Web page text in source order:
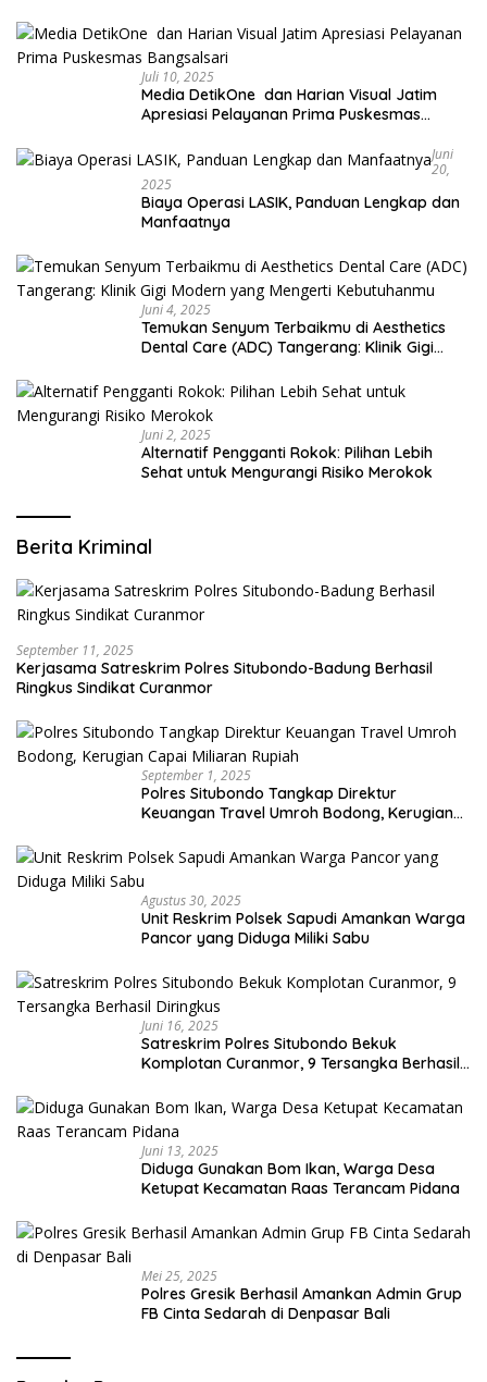
Juli 10, 2025
Media DetikOne dan Harian Visual Jatim
Apresiasi Pelayanan Prima Puskesmas
Juni
20,
2025
Biaya Operasi LASIK, Panduan Lengkap dan
Manfaatnya
Juni 4, 2025
Temukan Senyum Terbaikmu di Aesthetics
Dental Care (ADC) Tangerang: Klinik Gigi
Juni 2, 2025
Alternatif Pengganti Rokok: Pilihan Lebih
Sehat untuk Mengurangi Risiko Merokok
Berita Kriminal
September 11, 2025
Kerjasama Satreskrim Polres Situbondo-Badung Berhasil
Ringkus Sindikat Curanmor
September 1, 2025
Polres Situbondo Tangkap Direktur
Keuangan Travel Umroh Bodong, Kerugian
Agustus 30, 2025
Unit Reskrim Polsek Sapudi Amankan Warga
Pancor yang Diduga Miliki Sabu
Juni 16, 2025
Satreskrim Polres Situbondo Bekuk
Komplotan Curanmor, 9 Tersangka Berhasil
Juni 13, 2025
Diduga Gunakan Bom Ikan, Warga Desa
Ketupat Kecamatan Raas Terancam Pidana
Mei 25, 2025
Polres Gresik Berhasil Amankan Admin Grup
FB Cinta Sedarah di Denpasar Bali